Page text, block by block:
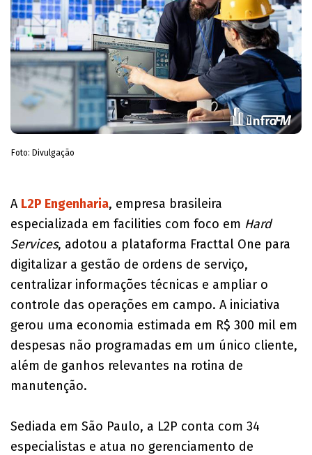
Foto: Divulgação
A L2P Engenharia, empresa brasileira
especializada em facilities com foco em Hard
Services, adotou a plataforma Fracttal One para
digitalizar a gestão de ordens de serviço,
centralizar informações técnicas e ampliar o
controle das operações em campo. A iniciativa
gerou uma economia estimada em R$ 300 mil em
despesas não programadas em um único cliente,
além de ganhos relevantes na rotina de
manutenção.
Sediada em São Paulo, a L2P conta com 34
especialistas e atua no gerenciamento de